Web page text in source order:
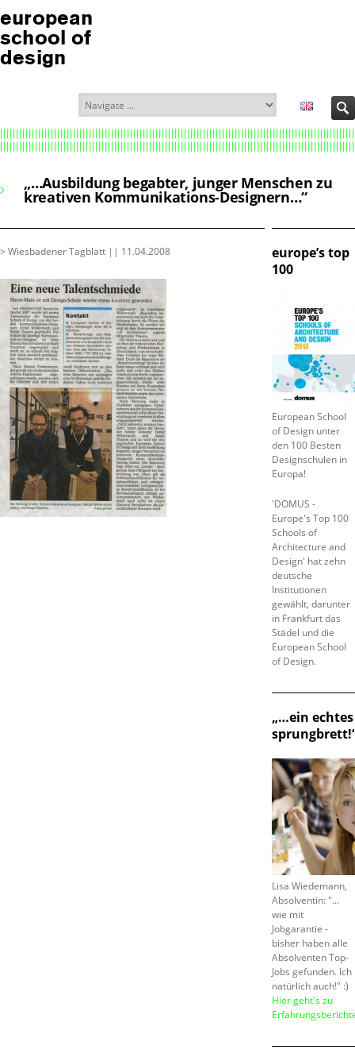
european
school of
design
„…Ausbildung begabter, junger Menschen zu
kreativen Kommunikations-Designern…“
> Wiesbadener Tagblatt || 11.04.2008
europe’s top
100
European School
of Design unter
den 100 Besten
Designschulen in
Europa!
'DOMUS -
Europe's Top 100
Schools of
Architecture and
Design' hat zehn
deutsche
Institutionen
gewählt, darunter
in Frankfurt das
Städel und die
European School
of Design.
„…ein echtes
Lisa Wiedemann,
Absolventin: "...
wie mit
Jobgarantie -
bisher haben alle
Absolventen Top-
Jobs gefunden. Ich
natürlich auch!" :)
Hier geht's zu